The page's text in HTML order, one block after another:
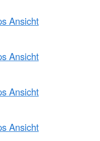
Ansicht
Ansicht
Ansicht
Ansicht